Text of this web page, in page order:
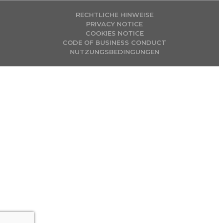
RECHTLICHE HINWEISE
PRIVACY NOTICE
COOKIES NOTICE
CODE OF BUSINESS CONDUCT
NUTZUNGSBEDINGUNGEN